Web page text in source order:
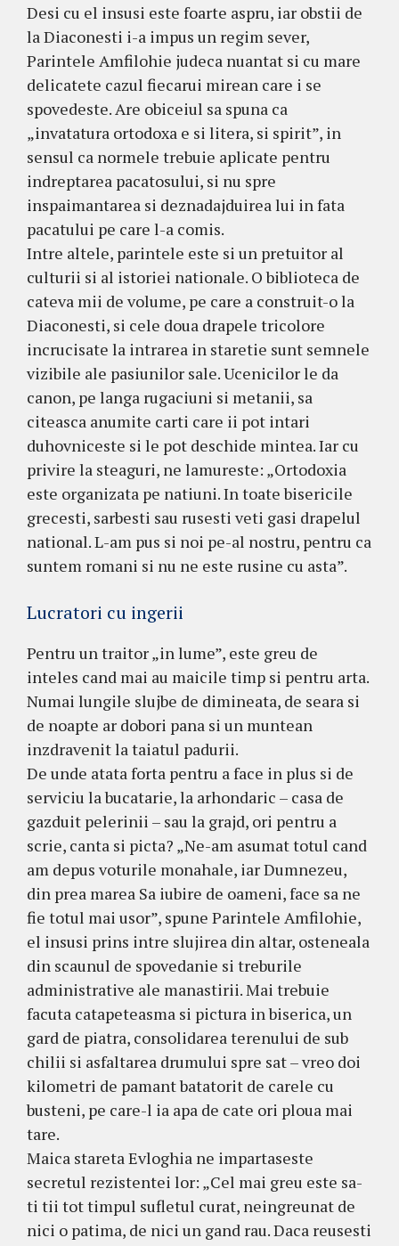
Desi cu el insusi este foarte aspru, iar obstii de
la Diaconesti i-a impus un regim sever,
Parintele Amfilohie judeca nuantat si cu mare
delicatete cazul fiecarui mirean care i se
spovedeste. Are obiceiul sa spuna ca
„invatatura ortodoxa e si litera, si spirit”, in
sensul ca normele trebuie aplicate pentru
indreptarea pacatosului, si nu spre
inspaimantarea si deznadajduirea lui in fata
pacatului pe care l-a comis.
Intre altele, parintele este si un pretuitor al
culturii si al istoriei nationale. O biblioteca de
cateva mii de volume, pe care a construit-o la
Diaconesti, si cele doua drapele tricolore
incrucisate la intrarea in staretie sunt semnele
vizibile ale pasiunilor sale. Ucenicilor le da
canon, pe langa rugaciuni si metanii, sa
citeasca anumite carti care ii pot intari
duhovniceste si le pot deschide mintea. Iar cu
privire la steaguri, ne lamureste: „Ortodoxia
este organizata pe natiuni. In toate bisericile
grecesti, sarbesti sau rusesti veti gasi drapelul
national. L-am pus si noi pe-al nostru, pentru ca
suntem romani si nu ne este rusine cu asta”.
Lucratori cu ingerii
Pentru un traitor „in lume”, este greu de
inteles cand mai au maicile timp si pentru arta.
Numai lungile slujbe de dimineata, de seara si
de noapte ar dobori pana si un muntean
inzdravenit la taiatul padurii.
De unde atata forta pentru a face in plus si de
serviciu la bucatarie, la arhondaric – casa de
gazduit pelerinii – sau la grajd, ori pentru a
scrie, canta si picta? „Ne-am asumat totul cand
am depus voturile monahale, iar Dumnezeu,
din prea marea Sa iubire de oameni, face sa ne
fie totul mai usor”, spune Parintele Amfilohie,
el insusi prins intre slujirea din altar, osteneala
din scaunul de spovedanie si treburile
administrative ale manastirii. Mai trebuie
facuta catapeteasma si pictura in biserica, un
gard de piatra, consolidarea terenului de sub
chilii si asfaltarea drumului spre sat – vreo doi
kilometri de pamant batatorit de carele cu
busteni, pe care-l ia apa de cate ori ploua mai
tare.
Maica stareta Evloghia ne impartaseste
secretul rezistentei lor: „Cel mai greu este sa-
ti tii tot timpul sufletul curat, neingreunat de
nici o patima, de nici un gand rau. Daca reusesti